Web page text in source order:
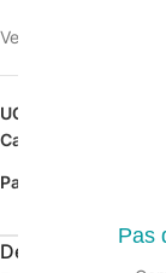
Pas
Veuillez vous
UGS :
Catégorie :
Partager:
Description